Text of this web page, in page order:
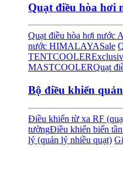
Quạt điều hòa hơi
Quạt điều hòa hơi nước
nước HIMALAYASale
TENTCOOLER
MASTCOOLERQuạt
Bộ điều khiển
Điều khiển từ xa RF
tườngĐiều khiển biến
lý (quản lý nhiều quạt)